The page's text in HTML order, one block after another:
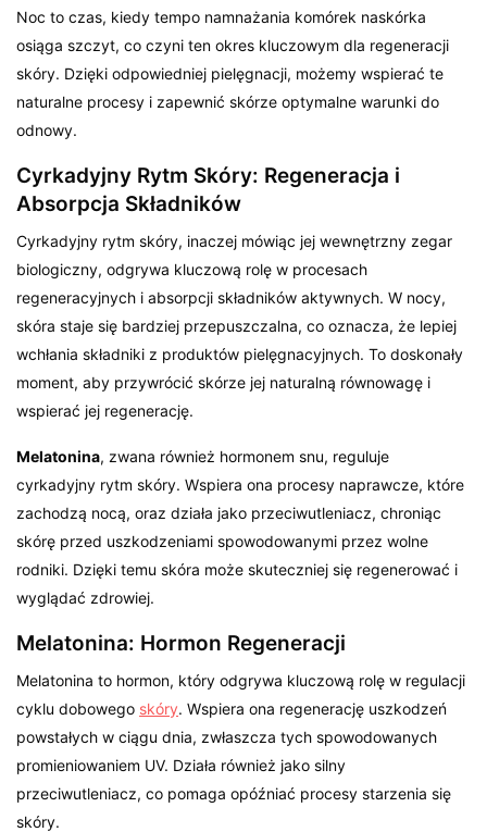
Noc to czas, kiedy tempo namnażania komórek naskórka
osiąga szczyt, co czyni ten okres kluczowym dla regeneracji
skóry. Dzięki odpowiedniej pielęgnacji, możemy wspierać te
naturalne procesy i zapewnić skórze optymalne warunki do
odnowy.
Cyrkadyjny Rytm Skóry: Regeneracja i
Absorpcja Składników
Cyrkadyjny rytm skóry, inaczej mówiąc jej wewnętrzny zegar
biologiczny, odgrywa kluczową rolę w procesach
regeneracyjnych i absorpcji składników aktywnych. W nocy,
skóra staje się bardziej przepuszczalna, co oznacza, że lepiej
wchłania składniki z produktów pielęgnacyjnych. To doskonały
moment, aby przywrócić skórze jej naturalną równowagę i
wspierać jej regenerację.
Melatonina, zwana również hormonem snu, reguluje
cyrkadyjny rytm skóry. Wspiera ona procesy naprawcze, które
zachodzą nocą, oraz działa jako przeciwutleniacz, chroniąc
skórę przed uszkodzeniami spowodowanymi przez wolne
rodniki. Dzięki temu skóra może skuteczniej się regenerować i
wyglądać zdrowiej.
Melatonina: Hormon Regeneracji
Melatonina to hormon, który odgrywa kluczową rolę w regulacji
cyklu dobowego skóry. Wspiera ona regenerację uszkodzeń
powstałych w ciągu dnia, zwłaszcza tych spowodowanych
promieniowaniem UV. Działa również jako silny
przeciwutleniacz, co pomaga opóźniać procesy starzenia się
skóry.